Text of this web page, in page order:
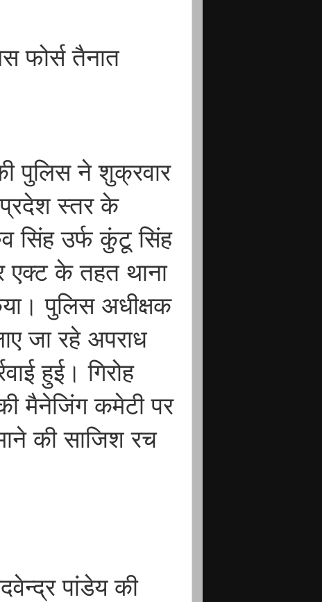
फोर्स तैनात
पुलिस ने शुक्रवार
स्तर के
सिंह उर्फ कुंटू सिंह
एक्ट के तहत थाना
पुलिस अधीक्षक
जा रहे अपराध
हुई। गिरोह
मैनेजिंग कमेटी पर
की साजिश रच
पांडेय की